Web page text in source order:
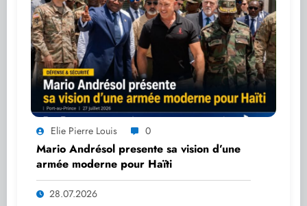
Elie Pierre Louis 0
Mario Andrésol presente sa vision d’une
armée moderne pour Haïti
28.07.2026